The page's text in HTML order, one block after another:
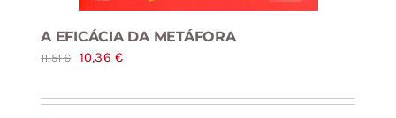
A EFICÁCIA DA METÁFORA
11,51€
O
original
10,36€O
atual